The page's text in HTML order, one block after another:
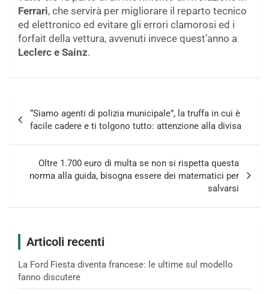
Ferrari, che servirà per migliorare il reparto tecnico
ed elettronico ed evitare gli errori clamorosi ed i
forfait della vettura, avvenuti invece quest’anno a
Leclerc e Sainz.
articoli
“Siamo agenti di polizia municipale”, la truffa in cui è
facile cadere e ti tolgono tutto: attenzione alla divisa
Oltre 1.700 euro di multa se non si rispetta questa
norma alla guida, bisogna essere dei matematici per
salvarsi
Articoli recenti
La Ford Fiesta diventa francese: le ultime sul modello
fanno discutere